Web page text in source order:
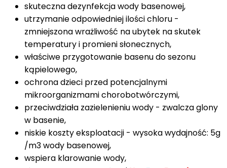
skuteczna dezynfekcja wody basenowej,
utrzymanie odpowiedniej ilości chloru -
zmniejszona wrażliwość na ubytek na skutek
temperatury i promieni słonecznych,
właściwe przygotowanie basenu do sezonu
kąpielowego,
ochrona dzieci przed potencjalnymi
mikroorganizmami chorobotwórczymi,
przeciwdziała zazielenieniu wody - zwalcza glony
w basenie,
niskie koszty eksploatacji - wysoka wydajność: 5g
/m3 wody basenowej,
wspiera klarowanie wody,